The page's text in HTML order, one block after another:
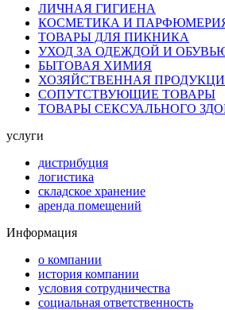
ЛИЧНАЯ ГИГИЕНА
КОСМЕТИКА И
ТОВАРЫ ДЛЯ ПИКНИКА
УХОД ЗА ОДЕЖДОЙ И
БЫТОВАЯ ХИМИЯ
ХОЗЯЙСТВЕННАЯ
СОПУТСТВУЮЩИЕ ТОВАРЫ
ТОВАРЫ СЕКСУАЛЬНОГО
услуги
дистрибуция
логистика
складское хранение
аренда помещений
Информация
о компании
история компании
условия сотрудничества
социальная ответственность